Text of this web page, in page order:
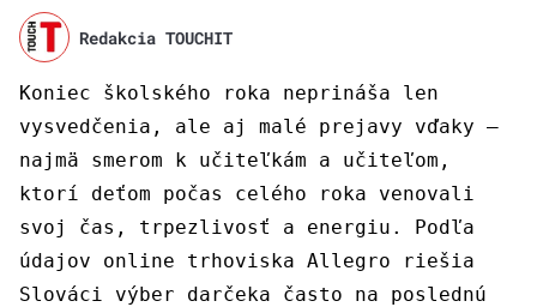
Redakcia TOUCHIT
Koniec školského roka neprináša len
vysvedčenia, ale aj malé prejavy vďaky –
najmä smerom k učiteľkám a učiteľom,
ktorí deťom počas celého roka venovali
svoj čas, trpezlivosť a energiu. Podľa
údajov online trhoviska Allegro riešia
Slováci výber darčeka často na poslednú